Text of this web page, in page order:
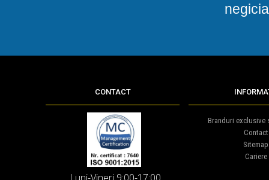
CONTACT
Branduri exclusive
Contact
Sitemap
Cariere